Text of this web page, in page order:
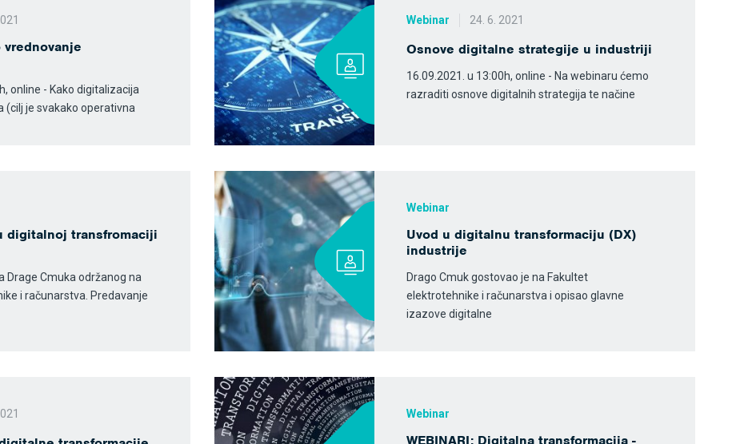
online - Kako digitalizacija
(cilj je svakako operativna
Webinar 24. 6. 2021
Osnove digitalne strategije u industriji
16.09.2021. u 13:00h, online - Na webinaru ćemo
razraditi osnove digitalnih strategija te načine
digitalnoj transfromaciji
Drage Cmuka održanog na
i računarstva. Predavanje
Webinar
Uvod u digitalnu transformaciju (DX)
industrije
Drago Cmuk gostovao je na Fakultet
elektrotehnike i računarstva i opisao glavne
izazove digitalne
Webinar
WEBINARI: Digitalna transformacija -